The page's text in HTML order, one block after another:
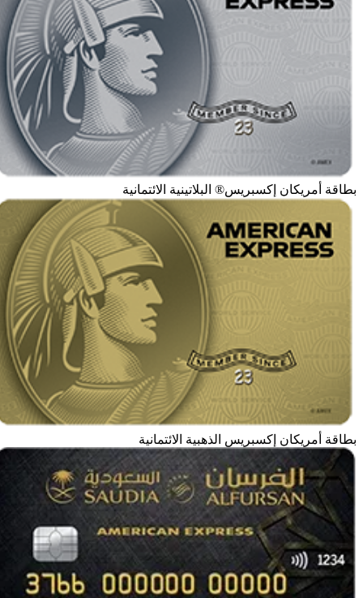
بطاقة أمريكان إكسبريس® البلاتينية الائتمانية
بطاقة أمريكان إكسبريس الذهبية الائتمانية